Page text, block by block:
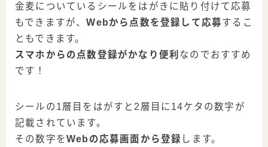
金麦についているシールをはがきに貼り付けて応募
もできますが、Webから点数を登録して応募するこ
ともできます。
スマホからの点数登録がかなり便利 なのでおすすめ
です！
シールの1層目をはがすと2層目に14ケタの数字が
記載されています。
その数字をWebの応募画面から登録 します。